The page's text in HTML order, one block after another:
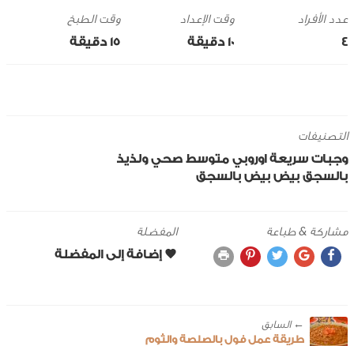
4
وقت الإعداد
10 ‎دقيقة
وقت الطبخ
15 ‎دقيقة
التصنيفات
وجبات سريعة اوروبي متوسط صحي ولذيذ
بالسجق بيض بيض بالسجق
مشاركة & طباعة المفضلة
← ‎السابق
طريقة عمل فول بالصلصة والثوم